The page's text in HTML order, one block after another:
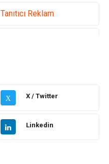
Tanıtıcı Reklam
Emlak
Sağlıklı Yaşam
X X / Twitter
Linkedin